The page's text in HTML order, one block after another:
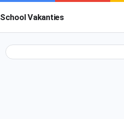
School Vakanties